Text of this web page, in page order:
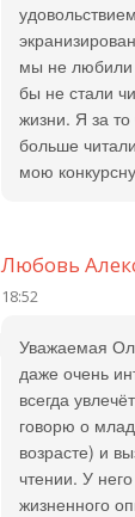
мы не любили
бы не стали
жизни. Я за
больше
мою
Любовь
18:52
Уважаемая
даже очень
всегда
говорю о
возрасте) и
чтении. У
жизненного